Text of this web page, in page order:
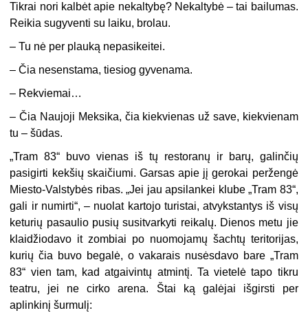
Tikrai nori kalbėt apie nekaltybę? Nekaltybė – tai bailumas.
Reikia sugyventi su laiku, brolau.
– Tu nė per plauką nepasikeitei.
– Čia nesenstama, tiesiog gyvenama.
– Rekviemai…
– Čia Naujoji Meksika, čia kiekvienas už save, kiekvienam
tu – šūdas.
„Tram 83“ buvo vienas iš tų restoranų ir barų, galinčių
pasigirti kekšių skaičiumi. Garsas apie jį gerokai peržengė
Miesto-Valstybės ribas. „Jei jau apsilankei klube „Tram 83“,
gali ir numirti“, – nuolat kartojo turistai, atvykstantys iš visų
keturių pasaulio pusių susitvarkyti reikalų. Dienos metu jie
klaidžiodavo it zombiai po nuomojamų šachtų teritorijas,
kurių čia buvo begalė, o vakarais nusėsdavo bare „Tram
83“ vien tam, kad atgaivintų atmintį. Ta vietelė tapo tikru
teatru, jei ne cirko arena. Štai ką galėjai išgirsti per
aplinkinį šurmulį: